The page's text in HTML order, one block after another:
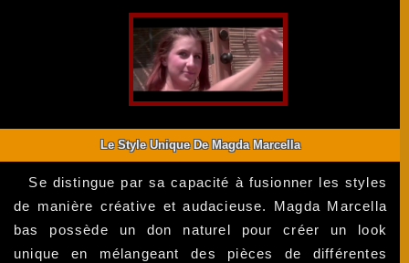
Le Style Unique De Magda Marcella
Se distingue par sa capacité à fusionner les styles
de manière créative et audacieuse. Magda Marcella
bas possède un don naturel pour créer un look
unique en mélangeant des pièces de différentes